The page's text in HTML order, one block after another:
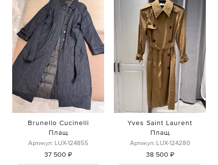
Brunello Cucinelli
Плащ
Артикул: LUX-124855
37 500 ₽
Yves Saint Laurent
Плащ
Артикул: LUX-124280
38 500 ₽